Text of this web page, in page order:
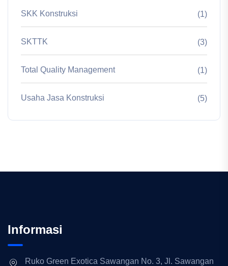
SKK Konstruksi (1)
SKTTK (3)
Total Quality Management (1)
Usaha Jasa Konstruksi (5)
Informasi
Ruko Green Exotica Sawangan No. 3, Jl. Sawangan